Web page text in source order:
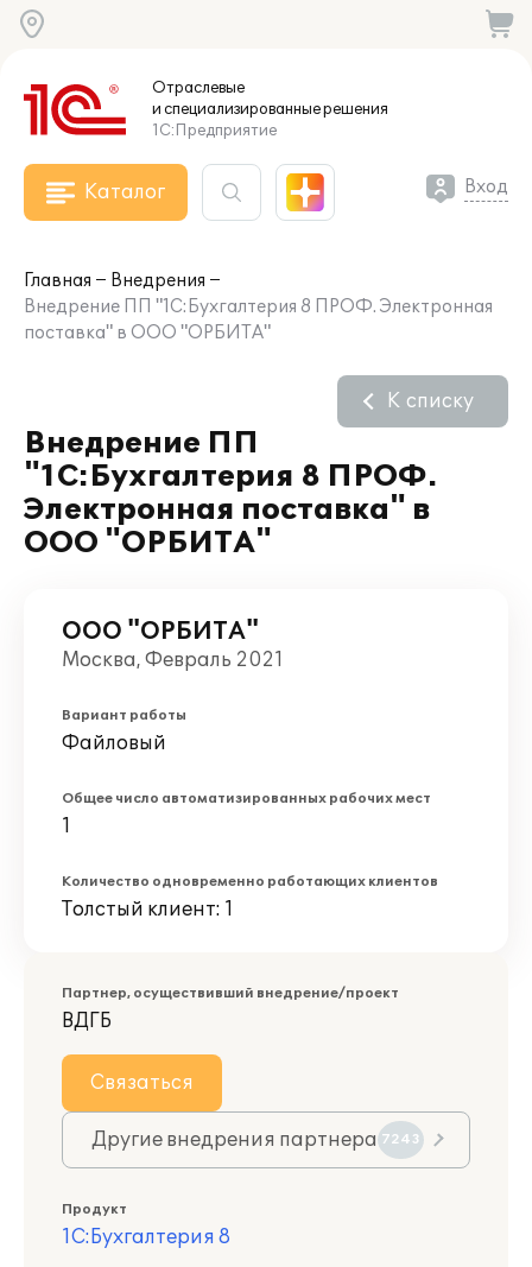
Отраслевые
и специализированныерешения
1С:Предприятие
Каталог Вход
Главная
Внедрения
Внедрение ПП "1С:Бухгалтерия 8 ПРОФ. Электронная
поставка" в ООО "ОРБИТА"
Внедрение ПП
"1С:Бухгалтерия 8 ПРОФ.
Электронная поставка" в
ООО "ОРБИТА"
К списку
ООО "ОРБИТА"
Москва, Февраль 2021
Вариант работы
Файловый
Общее число автоматизированных рабочих мест
1
Количество одновременно работающих клиентов
Толстый клиент: 1
Партнер, осуществивший внедрение/проект
ВДГБ
Связаться
Другие внедрения партнера 7243
Продукт
1С:Бухгалтерия 8